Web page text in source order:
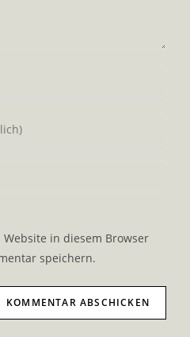
in diesem Browser
speichern.